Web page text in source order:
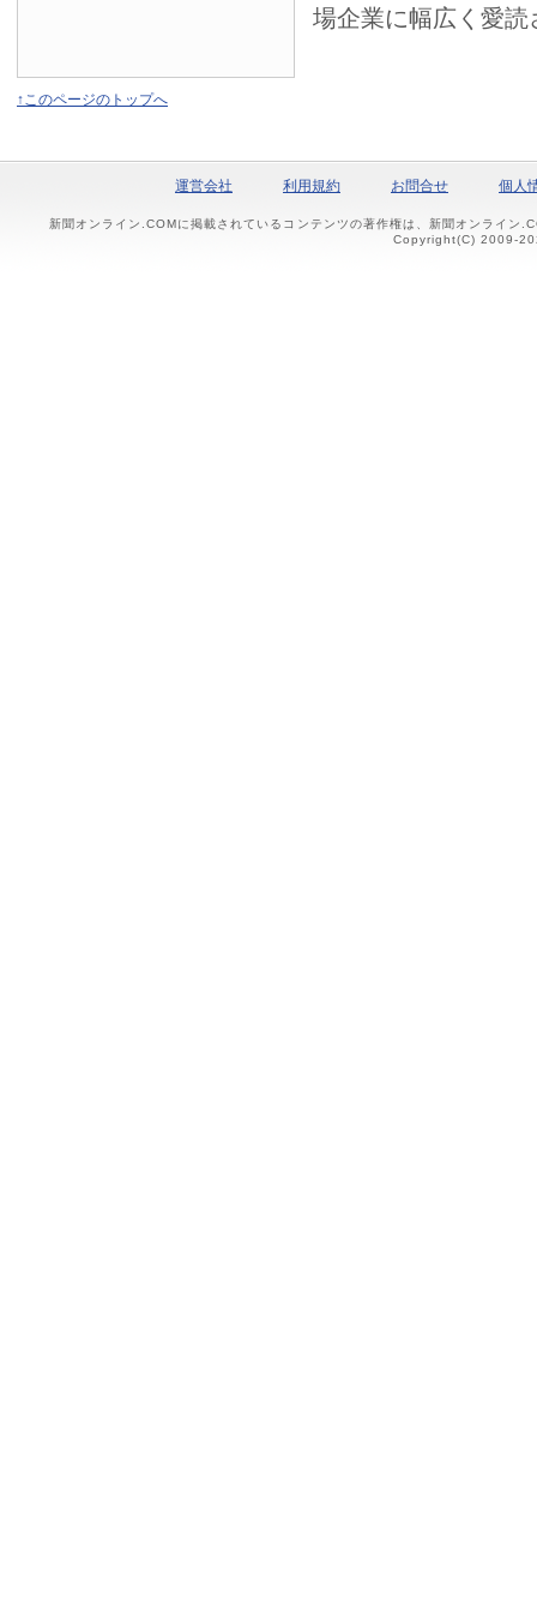
場企業に幅広く愛読
↑このページのトップへ
運営会社 利用規約 お問合せ 個人
新聞オンライン.COMに掲載されているコンテンツの著作権は、新聞オンライン
Copyright(C) 2009-